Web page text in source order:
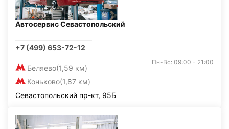
Автосервис Севастопольский
+7 (499) 653-72-12
Беляево(1,59 км)
Коньково(1,87 км)
Пн-Вс: 09:00 - 21:00
Севастопольский пр-кт, 95Б